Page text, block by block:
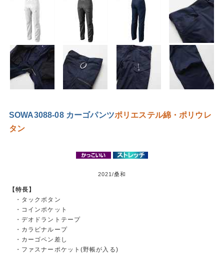
SOWA3088-08 カーゴパンツポリエステル綿・ポリウレ
タン
2021/桑和
【特長】
・タックボタン
・コインポケット
・デオドラントテープ
・カラビナループ
・カーゴペン差し
・ファスナーポケット(野帳が入る)